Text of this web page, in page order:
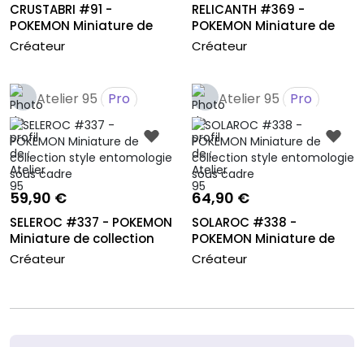
CRUSTABRI #91 -
POKEMON Miniature de
collection st...
Créateur
RELICANTH #369 -
POKEMON Miniature de
collection s...
Créateur
Atelier 95 Pro
59,90 €
SELEROC #337 - POKEMON
Miniature de collection
sty...
Créateur
Atelier 95 Pro
64,90 €
SOLAROC #338 -
POKEMON Miniature de
collection sty...
Créateur